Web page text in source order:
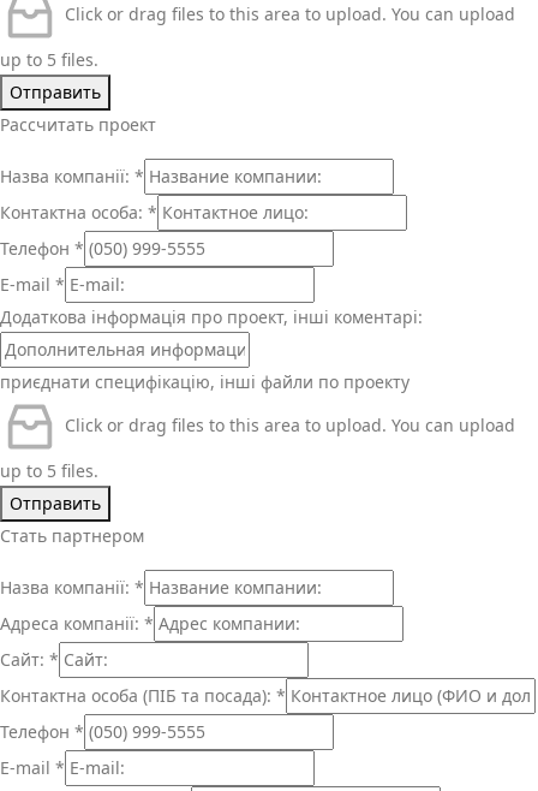
Click or drag files to this area to upload. You can upload
up to 5 files.
Отправить
Рассчитать проект
Назва компанії: *
Контактна особа: *
Телефон *
E-mail *
Додаткова інформація про проект, інші коментарі:
приєднати специфікацію, інші файли по проекту
Click or drag files to this area to upload. You can upload
up to 5 files.
Отправить
Стать партнером
Назва компанії: *
Адреса компанії: *
Сайт: *
Контактна особа (ПІБ та посада): *
Телефон *
E-mail *